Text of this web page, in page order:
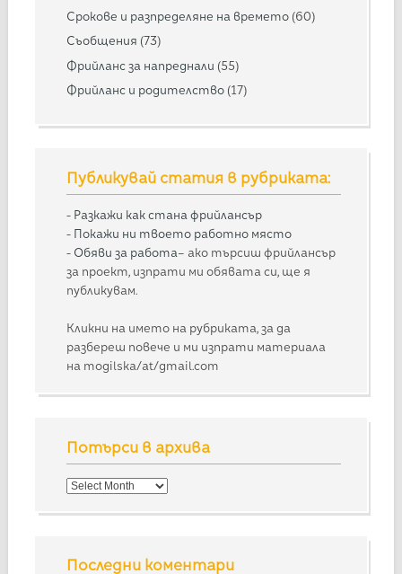
Срокове и разпределяне на времето (60)
Съобщения (73)
Фрийланс за напреднали (55)
Фрийланс и родителство (17)
Публикувай статия в рубриката:
- Разкажи как стана фрийлансър
- Покажи ни твоето работно място
- Обяви за работа– ако търсиш фрийлансър
за проект, изпрати ми обявата си, ще я
публикувам.
Кликни на името на рубриката, за да
разбереш повече и ми изпрати материала
на mogilska/at/gmail.com
Потърси в архива
Потърси
Последни коментари